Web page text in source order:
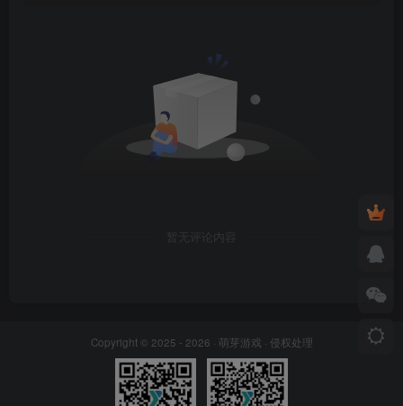
暂无评论内容
Copyright © 2025 - 2026 · 萌芽游戏 · 侵权处理